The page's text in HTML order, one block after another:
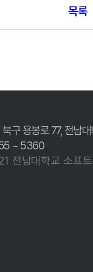
목록
구 용봉로 77,전남
~ 5360
전남대학교 소프